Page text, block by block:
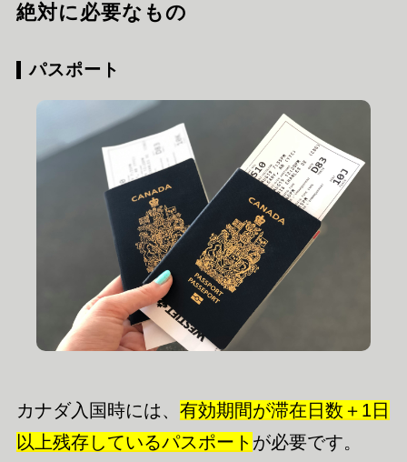
絶対に必要なもの
パスポート
カナダ入国時には、 有効期間が滞在日数＋1日
以上残存しているパスポート が必要です。